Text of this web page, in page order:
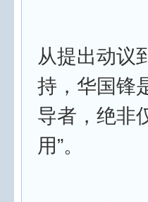
从提出动议
持，华国锋
导者，绝非
用”。